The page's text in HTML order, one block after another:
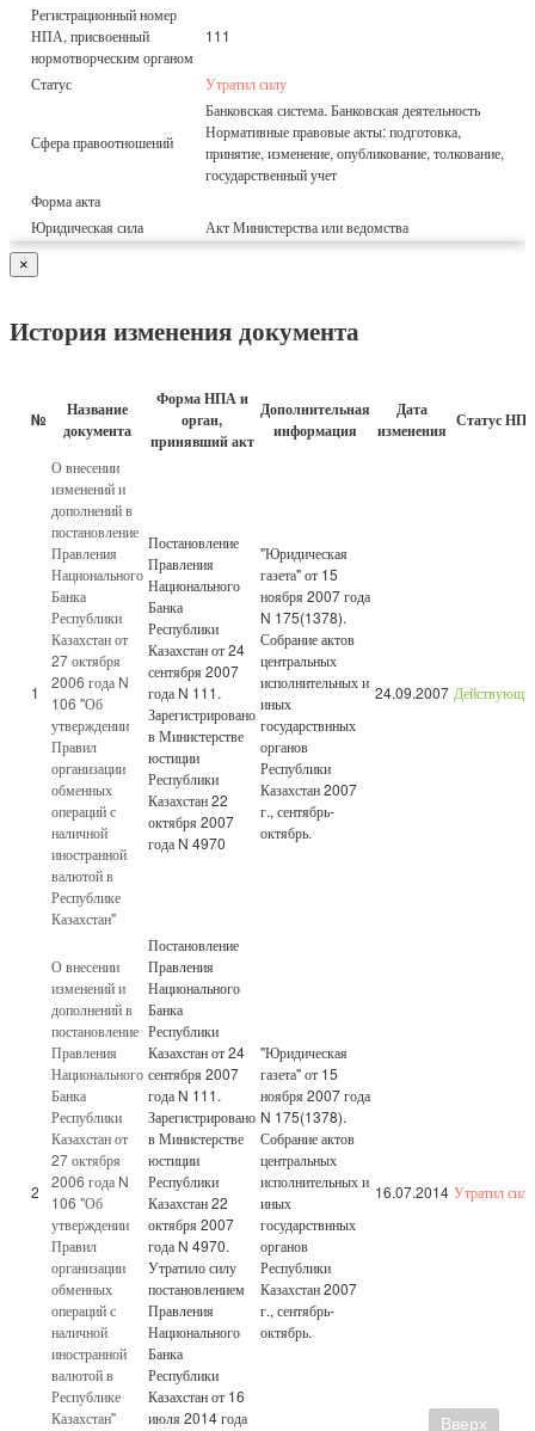
Регистрационный номер
НПА, присвоенный
нормотворческим органом
111
Статус Утратил силу
Сфера правоотношений
Банковская система. Банковская деятельность
Нормативные правовые акты: подготовка,
принятие, изменение, опубликование, толкование,
государственный учет
Форма акта
Юридическая сила
Акт Министерства или ведомства
×
История изменения документа
№
Название
документа
Форма НПА и
орган,
принявший акт
Дополнительная
информация
Дата
изменения Статус
1
О внесении
изменений и
дополнений в
постановление
Правления
Национального
Банка
Республики
Казахстан от
27 октября
2006 года N
106 "Об
утверждении
Правил
организации
обменных
операций с
наличной
иностранной
валютой в
Республике
Казахстан"
Постановление
Правления
Национального
Банка
Республики
Казахстан от 24
сентября 2007
года N 111.
Зарегистрировано
в Министерстве
юстиции
Республики
Казахстан 22
октября 2007
года N 4970
"Юридическая
газета" от 15
ноября 2007 года
N 175(1378).
Собрание актов
центральных
исполнительных и
иных
государствнных
органов
Республики
Казахстан 2007
г., сентябрь-
октябрь.
24.09.2007
2
О внесении
изменений и
дополнений в
постановление
Правления
Национального
Банка
Республики
Казахстан от
27 октября
2006 года N
106 "Об
утверждении
Правил
организации
обменных
операций с
наличной
иностранной
валютой в
Республике
Казахстан"
Постановление
Правления
Национального
Банка
Республики
Казахстан от 24
сентября 2007
года N 111.
Зарегистрировано
в Министерстве
юстиции
Республики
Казахстан 22
октября 2007
года N 4970.
Утратило силу
постановлением
Правления
Национального
Банка
Республики
Казахстан от 16
июля 2014 года
"Юридическая
газета" от 15
ноября 2007 года
N 175(1378).
Собрание актов
центральных
исполнительных и
иных
государствнных
органов
Республики
Казахстан 2007
г., сентябрь-
октябрь.
16.07.2014 Утратил силу
Вверх